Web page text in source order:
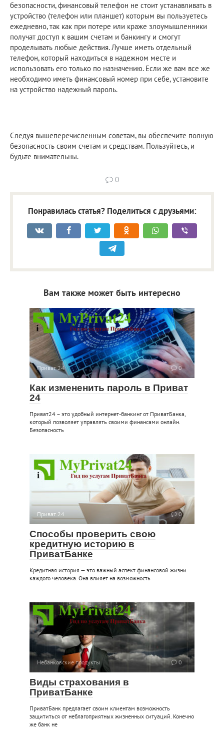
безопасности, финансовый телефон не стоит устанавливать в
устройство (телефон или планшет) которым вы пользуетесь
ежедневно, так как при потере или краже злоумышленники
получат доступ к вашим счетам и банкингу и смогут
проделывать любые действия. Лучше иметь отдельный
телефон, который находиться в надежном месте и
использовать его только по назначению. Если же вам все же
необходимо иметь финансовый номер при себе, установите
на устройство надежный пароль.
Следуя вышеперечисленным советам, вы обеспечите полную
безопасность своим счетам и средствам. Пользуйтесь, и
будьте внимательны.
0
Понравилась статья? Поделиться с друзьями:
Вам также может быть интересно
Приват 24 0
Как измененить пароль в Приват
24
Приват24 – это удобный интернет-банкинг от ПриватБанка,
который позволяет управлять своими финансами онлайн.
Безопасность
Приват 24 0
Способы проверить свою
кредитную историю в
ПриватБанке
Кредитная история — это важный аспект финансовой жизни
каждого человека. Она влияет на возможность
Небанковские продукты 0
Виды страхования в
ПриватБанке
ПриватБанк предлагает своим клиентам возможность
защититься от неблагоприятных жизненных ситуаций. Конечно
же банк не